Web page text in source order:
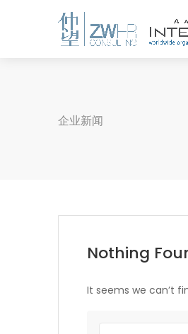
企业新闻
Nothing
It seems we can’t